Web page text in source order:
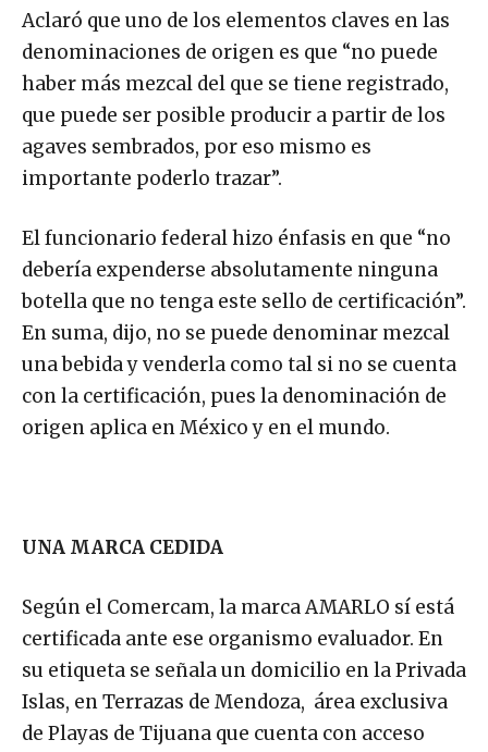
Aclaró que uno de los elementos claves en las
denominaciones de origen es que “no puede
haber más mezcal del que se tiene registrado,
que puede ser posible producir a partir de los
agaves sembrados, por eso mismo es
importante poderlo trazar”.
El funcionario federal hizo énfasis en que “no
debería expenderse absolutamente ninguna
botella que no tenga este sello de certificación”.
En suma, dijo, no se puede denominar mezcal
una bebida y venderla como tal si no se cuenta
con la certificación, pues la denominación de
origen aplica en México y en el mundo.
UNA MARCA CEDIDA
Según el Comercam, la marca AMARLO sí está
certificada ante ese organismo evaluador. En
su etiqueta se señala un domicilio en la Privada
Islas, en Terrazas de Mendoza, área exclusiva
de Playas de Tijuana que cuenta con acceso